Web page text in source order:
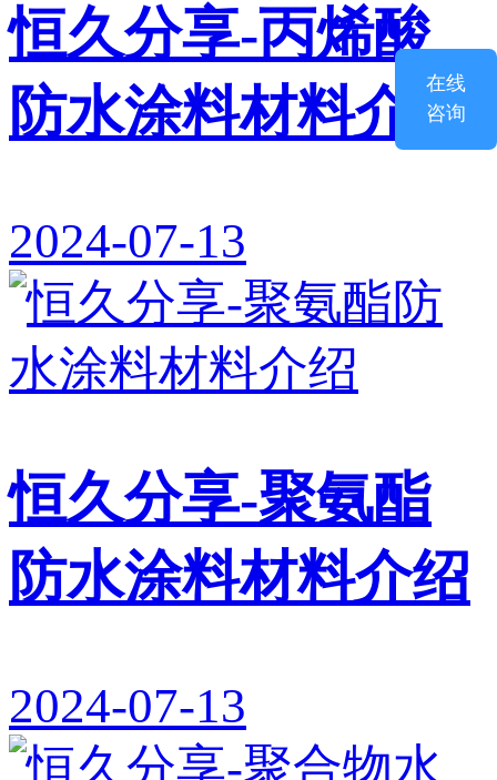
恒久分享-丙烯酸
防水涂料材料介绍
2024-07-13
恒久分享-聚氨酯
防水涂料材料介绍
2024-07-13
在线
咨询